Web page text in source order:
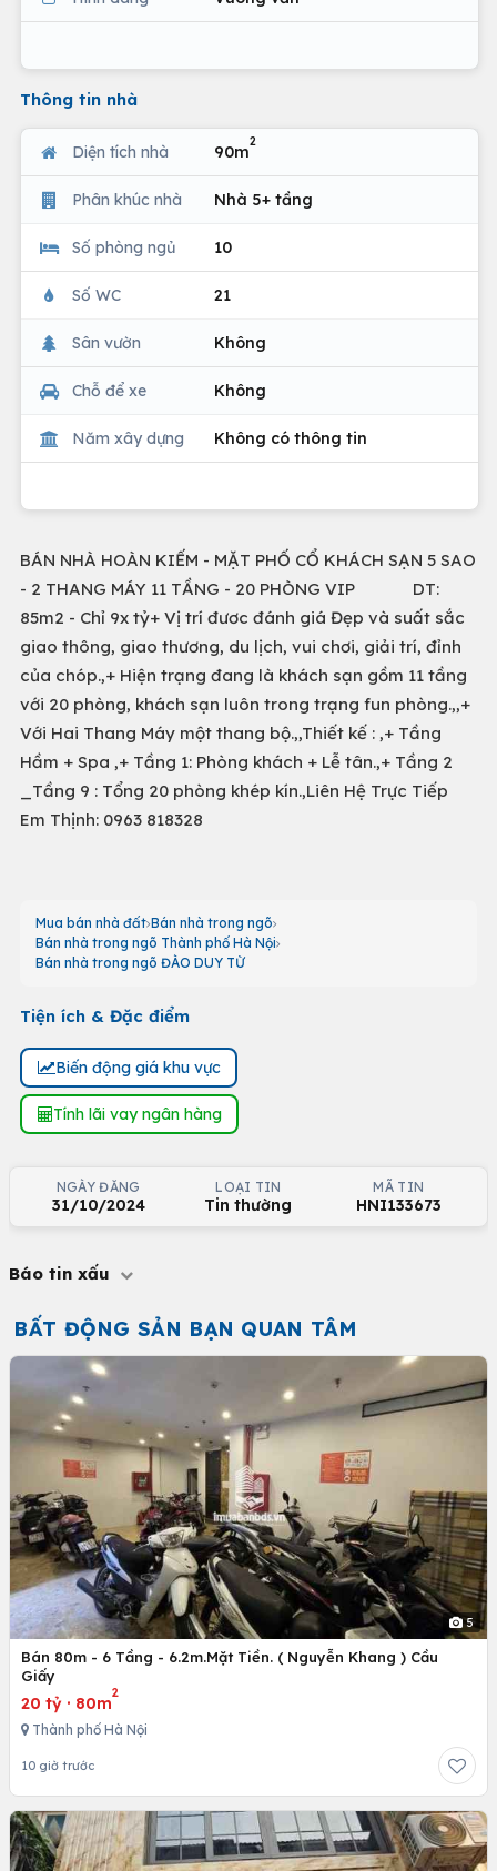
Thông tin nhà
Diện tích nhà 90m
2
Phân khúc nhà Nhà 5+ tầng
Số phòng ngủ 10
Số WC 21
Sân vườn Không
Chỗ để xe Không
Năm xây dựng Không có thông tin
BÁN NHÀ HOÀN KIẾM - MẶT PHỐ CỔ KHÁCH SẠN 5 SAO
- 2 THANG MÁY 11 TẦNG - 20 PHÒNG VIP DT:
85m2 - Chỉ 9x tỷ+ Vị trí đươc đánh giá Đẹp và suất sắc
giao thông, giao thương, du lịch, vui chơi, giải trí, đỉnh
của chóp.,+ Hiện trạng đang là khách sạn gồm 11 tầng
với 20 phòng, khách sạn luôn trong trạng fun phòng.,,+
Với Hai Thang Máy một thang bộ.,,Thiết kế : ,+ Tầng
Hầm + Spa ,+ Tầng 1: Phòng khách + Lễ tân.,+ Tầng 2
_Tầng 9 : Tổng 20 phòng khép kín.,Liên Hệ Trực Tiếp
Em Thịnh: 0963 818328
Mua bán nhà đất Bán nhà trong ngõ
Bán nhà trong ngõ Thành phố Hà Nội
Bán nhà trong ngõ ĐÀO DUY TỪ
Tiện ích & Đặc điểm
Biến động giá khu vực
Tính lãi vay ngân hàng
NGÀY ĐĂNG
31/10/2024
LOẠI TIN
Tin thường
MÃ TIN
HNI133673
Báo tin xấu
BẤT ĐỘNG SẢN BẠN QUAN TÂM
5
Bán 80m - 6 Tầng - 6.2m.Mặt Tiền. ( Nguyễn Khang ) Cầu
Giấy
20 tỷ · 80m
2
Thành phố Hà Nội
10 giờ trước